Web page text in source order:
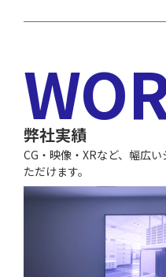
弊社実績
CG・映像・XRなど、幅広
ただけます。